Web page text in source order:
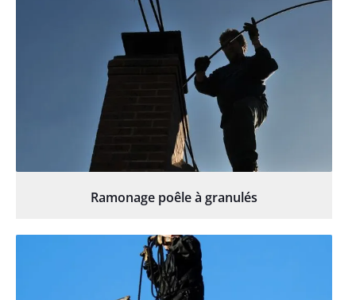
Ramonage poêle à granulés